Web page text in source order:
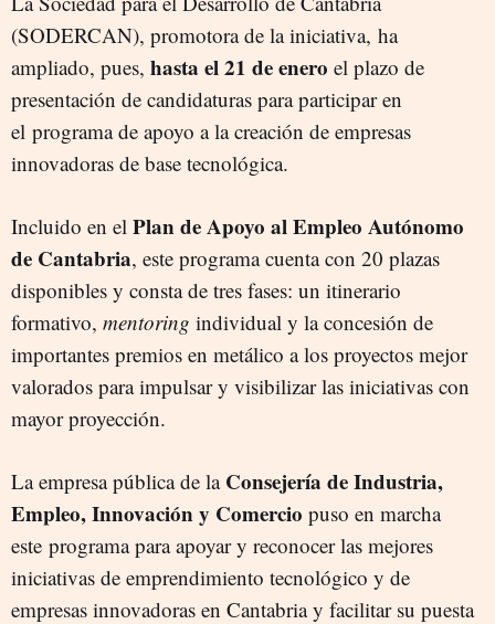
(SODERCAN), promotora de la iniciativa, ha
ampliado, pues, hasta el 21 de enero el plazo de
presentación de candidaturas para participar en
el programa de apoyo a la creación de empresas
innovadoras de base tecnológica.
Incluido en el Plan de Apoyo al Empleo Autónomo
de Cantabria, este programa cuenta con 20 plazas
disponibles y consta de tres fases: un itinerario
formativo, mentoring individual y la concesión de
importantes premios en metálico a los proyectos mejor
valorados para impulsar y visibilizar las iniciativas con
mayor proyección.
La empresa pública de la Consejería de Industria,
Empleo, Innovación y Comercio puso en marcha
este programa para apoyar y reconocer las mejores
iniciativas de emprendimiento tecnológico y de
empresas innovadoras en Cantabria y facilitar su puesta